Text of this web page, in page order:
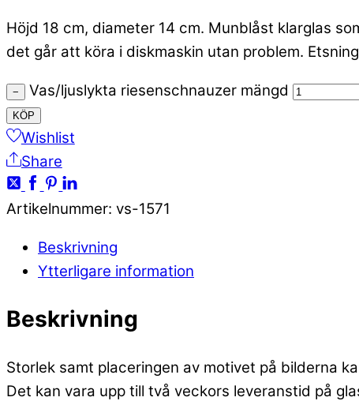
Höjd 18 cm, diameter 14 cm. Munblåst klarglas
det går att köra i diskmaskin utan problem.
− Vas/ljuslykta riesenschnauzer mängd
KÖP
Wishlist
Share
Artikelnummer: vs-1571
Beskrivning
Ytterligare information
Beskrivning
Storlek samt placeringen av motivet på bilderna
Det kan vara upp till två veckors leveranstid på